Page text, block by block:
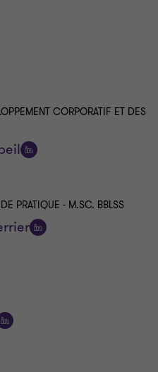
LinkedIn
CORPORATIF ET DES
PRATIQUE - M.SC. BBLSS